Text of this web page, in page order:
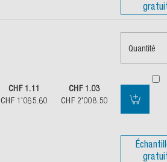
CHF 1.11
CHF 1'065.60
CHF 1.03
CHF 2'008.50
Quantité